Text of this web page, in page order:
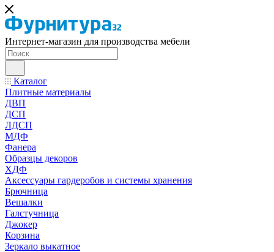
Интернет-магазин для производства мебели
Каталог
Плитные материалы
ДВП
ДСП
ЛДСП
МДФ
Фанера
Образцы декоров
ХДФ
Аксессуары гардеробов и системы хранения
Брючница
Вешалки
Галстучница
Джокер
Корзина
Зеркало выкатное